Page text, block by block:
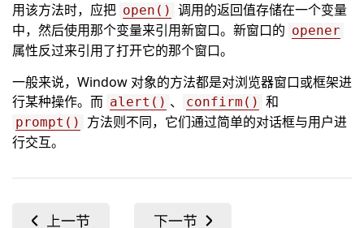
用该方法时，应把 open() 调用的返回值存储在一个变量
中，然后使用那个变量来引用新窗口。新窗口的 opener
属性反过来引用了打开它的那个窗口。
一般来说，Window 对象的方法都是对浏览器窗口或框架进
行某种操作。而 alert() 、 confirm() 和
prompt()
方法则不同，它们通过简单的对话框与用户进
行交互。